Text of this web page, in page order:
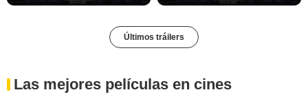
Últimos tráilers
Las mejores películas en cines